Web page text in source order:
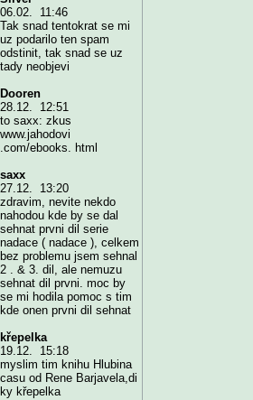
06.02. 11:46
Tak snad tentokrat se mi
uz podarilo ten spam
odstinit, tak snad se uz
tady neobjevi
Dooren
28.12. 12:51
to saxx: zkus
www.jahodovi
.com/ebooks. html
saxx
27.12. 13:20
zdravim, nevite nekdo
nahodou kde by se dal
sehnat prvni dil serie
nadace ( nadace ), celkem
bez problemu jsem sehnal
2 . & 3. dil, ale nemuzu
sehnat dil prvni. moc by
se mi hodila pomoc s tim
kde onen prvni dil sehnat
křepelka
19.12. 15:18
myslim tim knihu Hlubina
casu od Rene Barjavela,di
ky křepelka